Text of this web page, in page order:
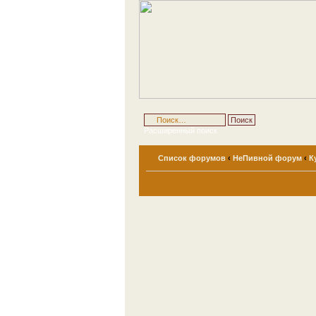
Расширенный поиск
Список форумов ‹ НеПивной форум ‹